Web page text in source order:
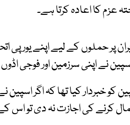
عزم کا اعادہ کرتا ہے۔
پر حملوں کے لیے اپنے
نے اپنی سرزمین اور فوجی اڈوں
خبردار کیا تھا کہ اگر اسپین
کرنے کی اجازت نہ دی تو اس